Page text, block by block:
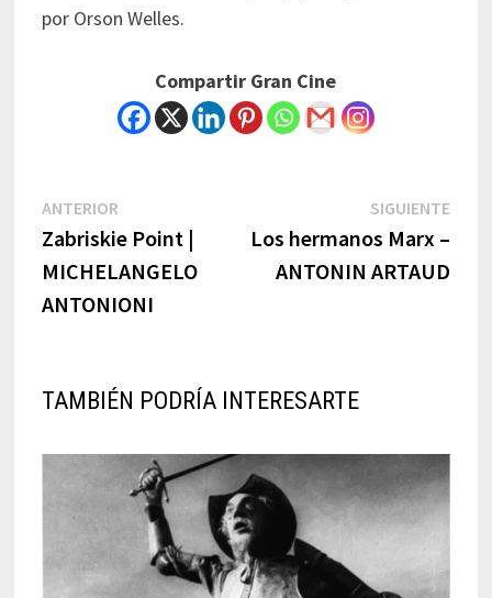
por Orson Welles.
Compartir Gran Cine
Navegación
de
entradas
ANTERIOR
post:
Zabriskie Point |
MICHELANGELO
ANTONIONI
SIGUIENTENext
post:
Los hermanos Marx –
ANTONIN ARTAUD
TAMBIÉN PODRÍA INTERESARTE